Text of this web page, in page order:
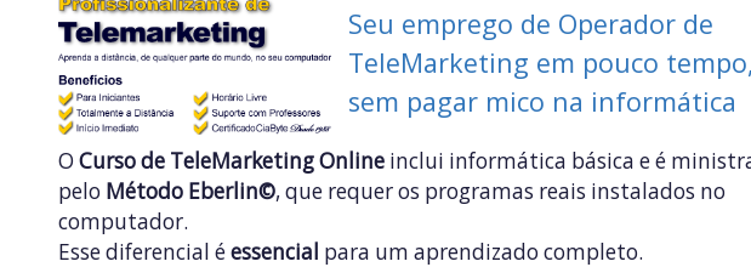
Seu emprego de Operador de
TeleMarketing em pouco tempo,
sem pagar mico na informática
O Curso de TeleMarketing Online inclui informática básica e é
pelo Método Eberlin©, que requer os programas reais instalados no
computador.
Esse diferencial éessencial para um aprendizado completo.